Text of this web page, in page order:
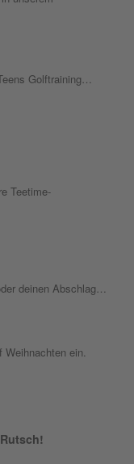
Golftraining…
Teetime-
deinen Abschlag…
ein.